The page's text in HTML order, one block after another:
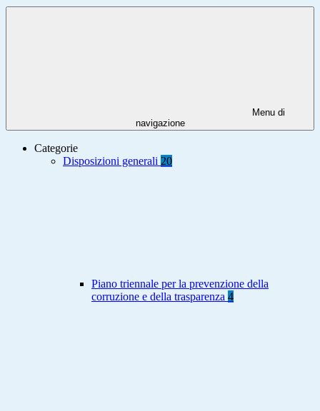
Menu di
navigazione
Categorie
Disposizioni generali 20
Piano triennale per la prevenzione della
corruzione e della trasparenza 4